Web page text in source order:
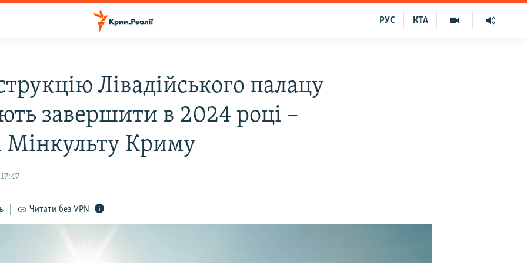
КТА
РУС
Лівадійського палацу
завершити в 2024 році –
Мінкульту Криму
Читати без VPN